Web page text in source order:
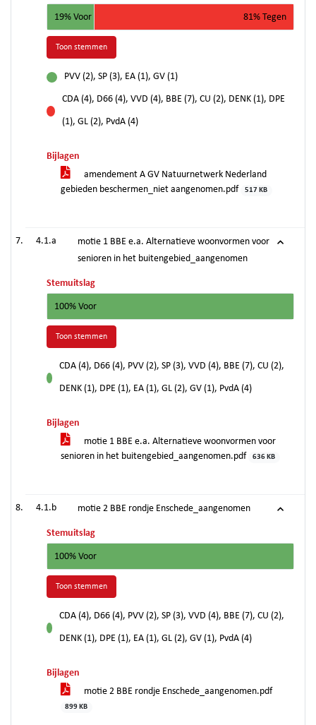
19% Voor 81% Tegen
Toon stemmen
PVV (2), SP (3), EA (1), GV (1)
tegen
CDA (4), D66 (4), VVD (4), BBE (7), CU (2), DENK (1), DPE
(1), GL (2), PvdA (4)
Bijlagen
amendement A GV Natuurnetwerk Nederland
gebieden beschermen_niet aangenomen.pdf
517 KB
4.1.a
motie 1 BBE e.a. Alternatieve woonvormen voor
senioren in het buitengebied_aangenomen
Stemuitslag
100% Voor
Toon stemmen
voor
CDA (4), D66 (4), PVV (2), SP (3), VVD (4), BBE (7), CU (2),
DENK (1), DPE (1), EA (1), GL (2), GV (1), PvdA (4)
Bijlagen
motie 1 BBE e.a. Alternatieve woonvormen voor
senioren in het buitengebied_aangenomen.pdf
636 KB
4.1.b motie 2 BBE rondje Enschede_aangenomen
Stemuitslag
100% Voor
Toon stemmen
voor
CDA (4), D66 (4), PVV (2), SP (3), VVD (4), BBE (7), CU (2),
DENK (1), DPE (1), EA (1), GL (2), GV (1), PvdA (4)
Bijlagen
motie 2 BBE rondje Enschede_aangenomen.pdf
899 KB